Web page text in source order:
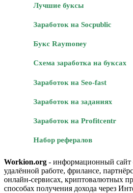
Лучшие буксы
Заработок на Socpublic
Букс Raymoney
Схема заработка на буксах
Заработок на Seo-fast
Заработок на заданиях
Заработок на Profitcentr
Набор рефералов
Workion.org - информационный сайт
удалённой работе, фрилансе,
онлайн-сервисах, криптовалютных
способах получения дохода через